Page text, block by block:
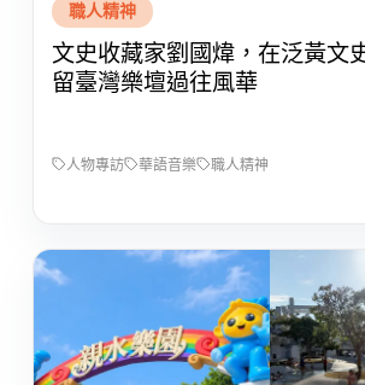
職人精神
文史收藏家劉國煒，在泛黃文
留臺灣樂壇過往風華
人物專訪 華語音樂 職人精神